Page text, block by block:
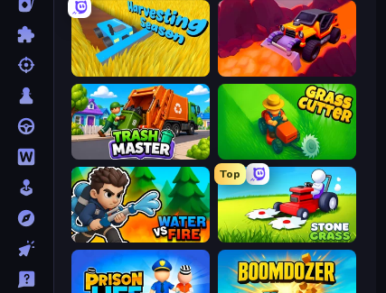
Sand King
Harvesting Season
Trash Master
Top
Stone Grass: Mowing Simulator
Water vs Fire